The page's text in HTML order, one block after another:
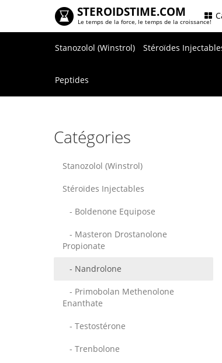
STEROIDSTIME.COM
Le temps de la force, le temps de la croissance!
Stanozolol (Winstrol) Stéroïdes
Peptides
Catégories
Stanozolol (Winstrol)
Stéroïdes Injectables
- Boldenone Equipose
- Masteron Drostanolone
Propionate
- Nandrolone
- Primobolan Methenolone
Enanthate
- Testostérone
- Trenbolone